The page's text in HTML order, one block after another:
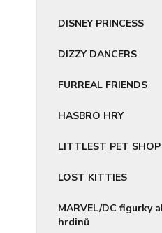
DISNEY PRINCESS
DIZZY DANCERS
FURREAL FRIENDS
HASBRO HRY
LITTLEST PET SHOP
LOST KITTIES
MARVEL/DC figurky
hrdinů